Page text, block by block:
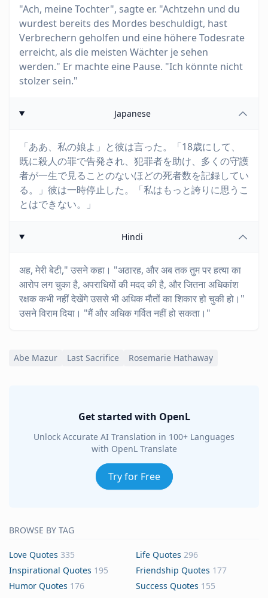
"Ach, meine Tochter", sagte er. "Achtzehn und du
wurdest bereits des Mordes beschuldigt, hast
Verbrechern geholfen und eine höhere Todesrate
erreicht, als die meisten Wächter je sehen
werden." Er machte eine Pause. "Ich könnte nicht
stolzer sein."
Japanese
「ああ、私の娘よ」と彼は言った。「18歳にして、
既に殺人の罪で告発され、犯罪者を助け、多くの守護
者が一生で見ることのないほどの死者数を記録してい
る。」彼は一時停止した。「私はもっと誇りに思うこ
とはできない。」
Hindi
अह, मेरी बेटी," उसने कहा। "अठारह, और अब तक तुम पर हत्या का
आरोप लग चुका है, अपराधियों की मदद की है, और जितना अधिकांश
रक्षक कभी नहीं देखेंगे उससे भी अधिक मौतों का शिकार हो चुकी हो।"
उसने विराम दिया। "मैं और अधिक गर्वित नहीं हो सकता।"
Abe Mazur Last Sacrifice Rosemarie Hathaway
Get started with OpenL
Unlock Accurate AI Translation in 100+ Languages
with OpenL Translate
Try for Free
BROWSE BY TAG
Love Quotes 335 Life Quotes 296
Inspirational Quotes 195 Friendship Quotes 177
Humor Quotes 176 Success Quotes 155